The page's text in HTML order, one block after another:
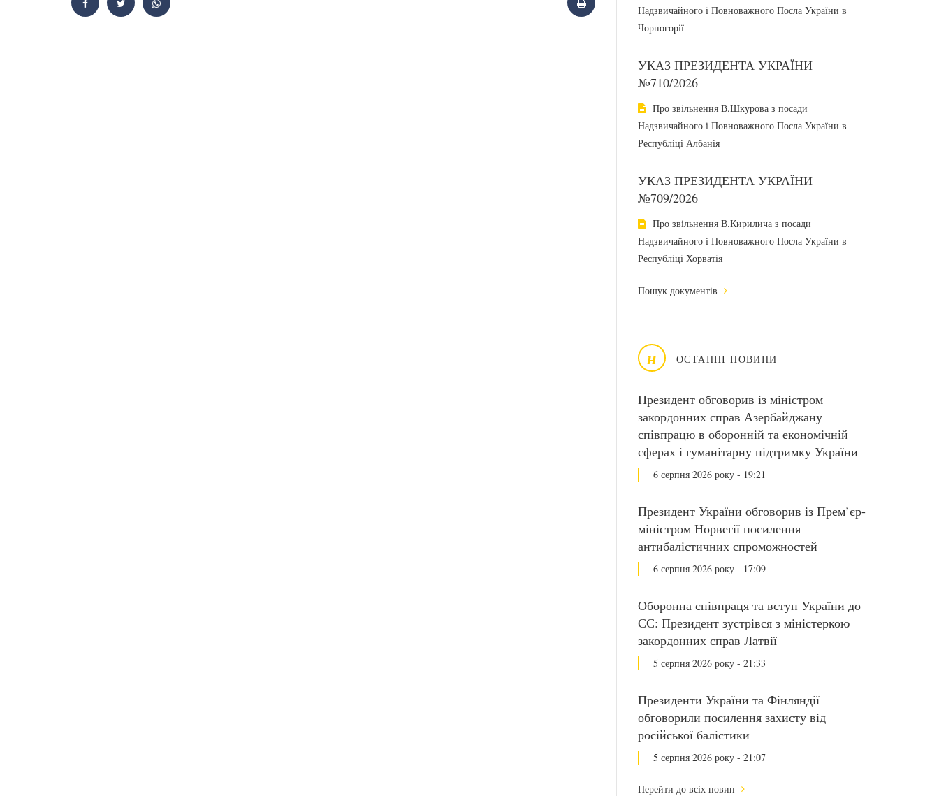
Надзвичайного і Повноважного Посла України в
Чорногорії
УКАЗ ПРЕЗИДЕНТА УКРАЇНИ
№710/2026
Про звільнення В.Шкурова з посади
Надзвичайного і Повноважного Посла України в
Республіці Албанія
УКАЗ ПРЕЗИДЕНТА УКРАЇНИ
№709/2026
Про звільнення В.Кирилича з посади
Надзвичайного і Повноважного Посла України в
Республіці Хорватія
Пошук документів
н ОСТАННІ НОВИНИ
Президент обговорив із міністром
закордонних справ Азербайджану
співпрацю в оборонній та економічній
сферах і гуманітарну підтримку України
6 серпня 2026 року - 19:21
Президент України обговорив із Прем’єр-
міністром Норвегії посилення
антибалістичних спроможностей
6 серпня 2026 року - 17:09
Оборонна співпраця та вступ України до
ЄС: Президент зустрівся з міністеркою
закордонних справ Латвії
5 серпня 2026 року - 21:33
Президенти України та Фінляндії
обговорили посилення захисту від
російської балістики
5 серпня 2026 року - 21:07
Перейти до всіх новин